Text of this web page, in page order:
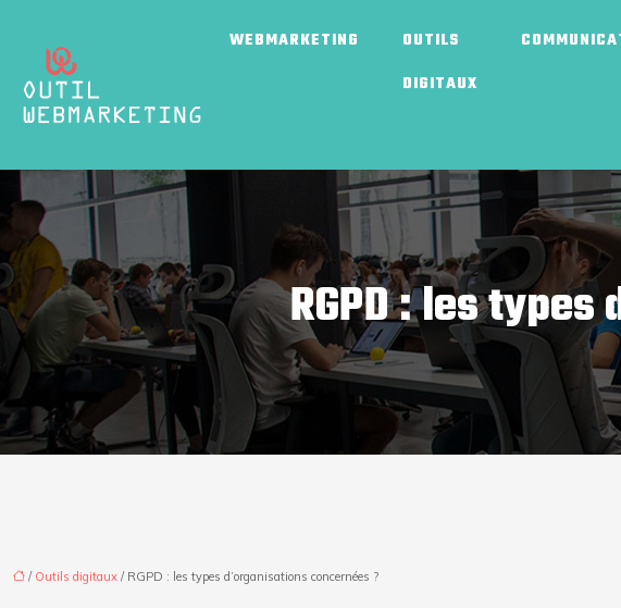
WEBMARKETING
OUTILS
DIGITAUX
RGPD : les
/ Outils digitaux / RGPD : les types d’organisations concernées ?